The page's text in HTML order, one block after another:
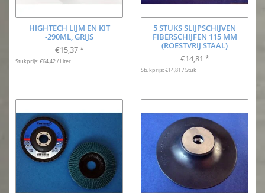
HIGHTECH LIJM EN KIT
-290ML, GRIJS
€15,37 *
Stukprijs: €64,42 / Liter
5 STUKS SLIJPSCHIJVEN
FIBERSCHIJFEN 115 MM
(ROESTVRIJ STAAL)
€14,81 *
Stukprijs: €14,81 / Stuk